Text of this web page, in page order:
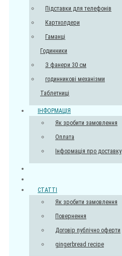
Підставки для телефонів
Картхолдери
Гаманці
Годинники
З фанери 30 см
годинникові механізми
Таблетниці
ІНФОРМАЦІЯ
Як зробити замовлення
Оплата
Інформація про доставку
СТАТТІ
Як зробити замовлення
Повернення
Договір публічно оферти
gingerbread recipe